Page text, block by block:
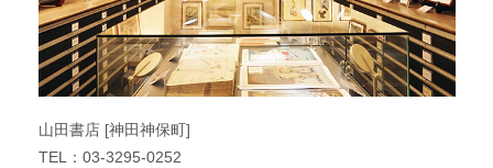
山田書店 [神田神保町]
TEL：03-3295-0252